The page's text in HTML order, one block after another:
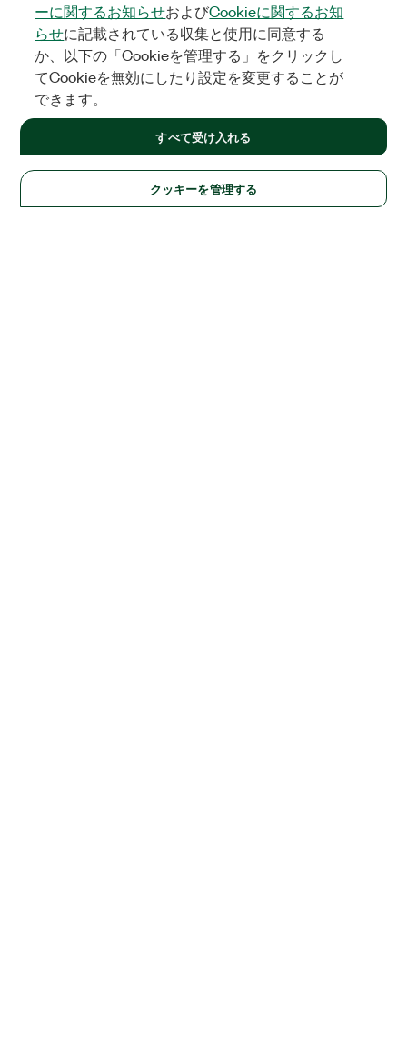
ーに関するお知らせおよびCookieに関するお知
らせに記載されている収集と使用に同意する
か、以下の「Cookieを管理する」をクリックし
てCookieを無効にしたり設定を変更することが
できます。
クッキーを管理する
すべて受け入れる